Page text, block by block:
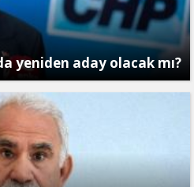
yeniden aday olacak mı?